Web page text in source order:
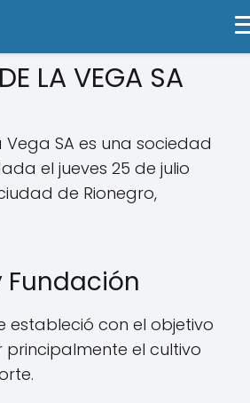
LA VEGA SA
Vega SA es una sociedad
el jueves 25 de julio
de Rionegro,
Fundación
estableció con el objetivo
el cultivo